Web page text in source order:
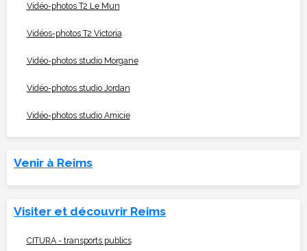
Vidéo-photos T2 Le Mun
Vidéos-photos T2 Victoria
Vidéo-photos studio Morgane
Vidéo-photos studio Jordan
Vidéo-photos studio Amicie
Venir à Reims
Visiter et découvrir Reims
CITURA - transports publics